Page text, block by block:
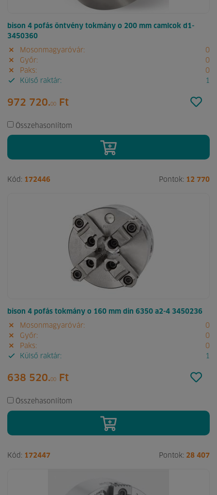
bison 4 pofás öntvény tokmány o 200 mm camlcok d1-
3450360
Mosonmagyaróvár:
0
Győr:
0
Paks:
0
Külső raktár:
1
972 720.00 Ft
Összehasonlítom
Kód: 172446 Pontok: 12 770
bison 4 pofás tokmány o 160 mm din 6350 a2-4 3450236
Mosonmagyaróvár:
0
Győr:
0
Paks:
0
Külső raktár:
1
638 520.00 Ft
Összehasonlítom
Kód: 172447 Pontok: 28 407